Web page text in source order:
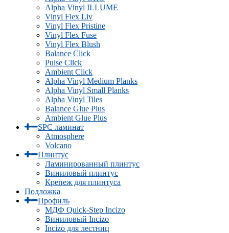
Alpha Vinyl ILLUME
Vinyl Flex Liv
Vinyl Flex Pristine
Vinyl Flex Fuse
Vinyl Flex Blush
Balance Click
Pulse Click
Ambient Click
Alpha Vinyl Medium Planks
Alpha Vinyl Small Planks
Alpha Vinyl Tiles
Balance Glue Plus
Ambient Glue Plus
SPC ламинат
Atmosphere
Volcano
Плинтус
Ламинированный плинтус
Виниловый плинтус
Крепеж для плинтуса
Подложка
Профиль
МДФ Quick-Step Incizo
Виниловый Incizo
Incizo для лестниц